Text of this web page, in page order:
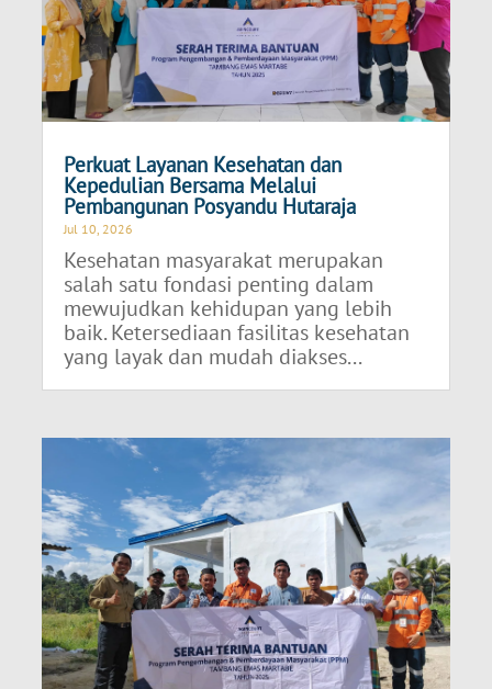
Perkuat Layanan Kesehatan dan
Kepedulian Bersama Melalui
Pembangunan Posyandu Hutaraja
Jul 10, 2026
Kesehatan masyarakat merupakan
salah satu fondasi penting dalam
mewujudkan kehidupan yang lebih
baik. Ketersediaan fasilitas kesehatan
yang layak dan mudah diakses...